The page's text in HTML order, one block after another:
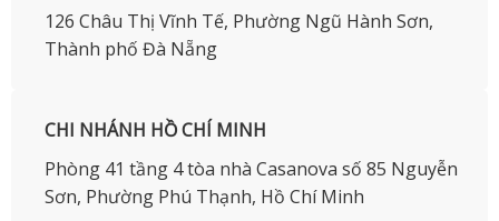
126 Châu Thị Vĩnh Tế, Phường Ngũ Hành Sơn,
Thành phố Đà Nẵng
CHI NHÁNH HỒ CHÍ MINH
Phòng 41 tầng 4 tòa nhà Casanova số 85 Nguyễn
Sơn, Phường Phú Thạnh, Hồ Chí Minh